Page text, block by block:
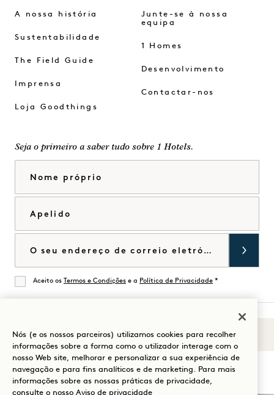
Sons de 1
A nossa história
Sustentabilidade
The Field Guide
Imprensa
Loja Goodthings
Junte-se à nossa
equipa
1 Homes
Desenvolvimento
Contactar-nos
Seja o primeiro a saber tudo sobre 1 Hotels.
De acordo
Aceito os Termos e Condições e a Política de Privacidade *
Visitar
1
Hotels
no
Visitar
1
Hotels
no
1
Hotels
no
Visitar
1
Hotels
no
Visitar
1
Hotels
Visitar
1
Hotels
Guia para a sua estadia
Nós (e os nossos parceiros) utilizamos cookies para recolher
informações sobre a forma como o utilizador interage com o
nosso Web site, melhorar e personalizar a sua experiência de
navegação e para fins analíticos e de marketing. Para mais
informações sobre as nossas práticas de privacidade,
consulte o nosso Aviso de privacidade